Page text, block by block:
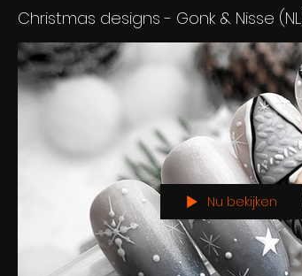
Christmas designs - Gonk & Nisse
Nu bekijken